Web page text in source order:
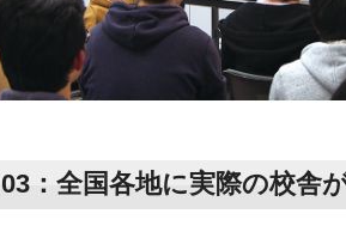
03：全国各地に実際の校舎